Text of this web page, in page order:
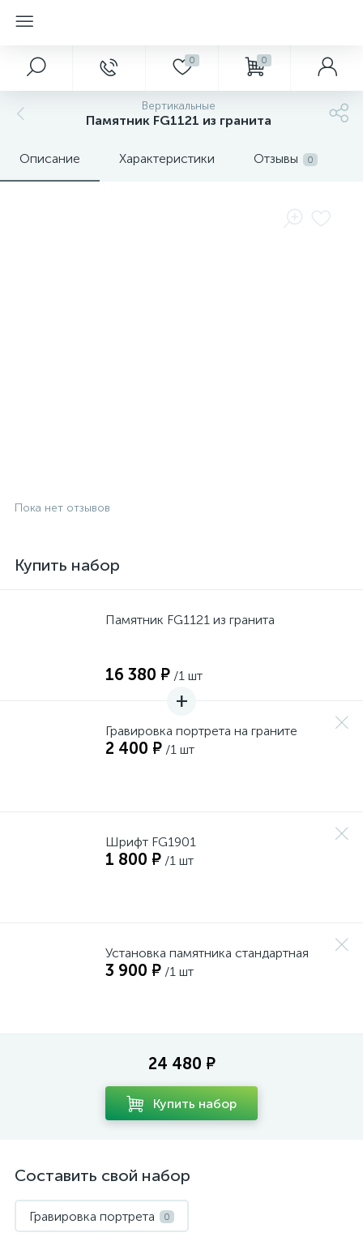
0 0
Вертикальные
Памятник FG1121 из гранита
Описание Характеристики Отзывы 0
Пока нет отзывов
Купить набор
Памятник FG1121 из гранита
16 380 ₽ /1 шт
Гравировка портрета на граните
2 400 ₽ /1 шт
Шрифт FG1901
1 800 ₽ /1 шт
Установка памятника стандартная
3 900 ₽ /1 шт
24 480 ₽
Купить набор
Составить свой набор
Гравировка портрета 0